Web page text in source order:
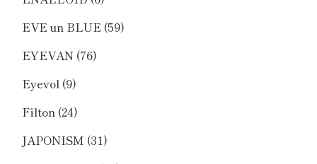
EVE un BLUE (59)
EYEVAN (76)
Eyevol (9)
Filton (24)
JAPONISM (31)